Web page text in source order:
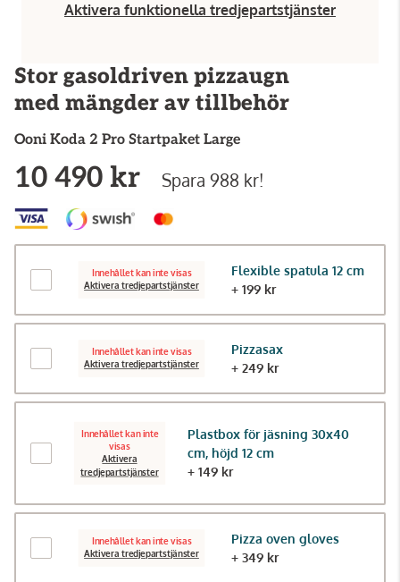
Aktivera funktionella tredjepartstjänster
Stor gasoldriven pizzaugn
med mängder av tillbehör
Ooni Koda 2 Pro Startpaket Large
10 490 kr Spara 988 kr!
Innehållet kan inte visas
Aktivera tredjepartstjänster
Flexible spatula 12 cm
+ 199 kr
Innehållet kan inte visas
Aktivera tredjepartstjänster
Pizzasax
+ 249 kr
Innehållet kan inte
visas
Aktivera
tredjepartstjänster
Plastbox för jäsning 30x40
cm, höjd 12 cm
+ 149 kr
Innehållet kan inte visas
Aktivera tredjepartstjänster
Pizza oven gloves
+ 349 kr